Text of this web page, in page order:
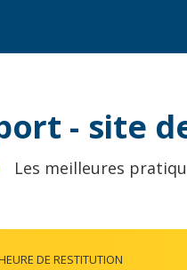
- site
Les meilleures
DE RESTITUTION